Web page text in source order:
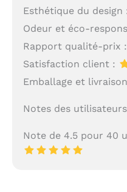
Esthétique du design
Odeur et éco-
Rapport qualité-prix :
Satisfaction client :
Emballage et
Notes des
Note de 4.5 pour 40